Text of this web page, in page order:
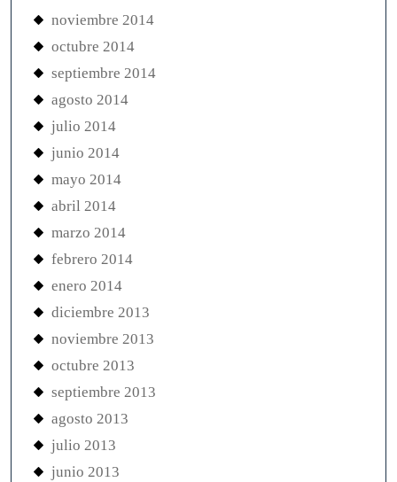
noviembre 2014
octubre 2014
septiembre 2014
agosto 2014
julio 2014
junio 2014
mayo 2014
abril 2014
marzo 2014
febrero 2014
enero 2014
diciembre 2013
noviembre 2013
octubre 2013
septiembre 2013
agosto 2013
julio 2013
junio 2013